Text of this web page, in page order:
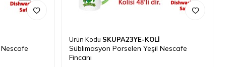
Ürün Kodu SKUPA23YE-KOLİ
Süblimasyon Porselen Yeşil Nescafe
Fincanı